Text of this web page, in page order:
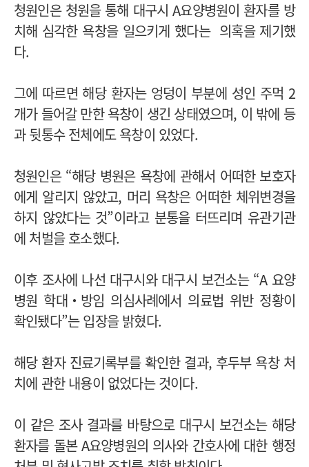
청원인은 청원을 통해 대구시 A요양병원이 환자를 방
치해 심각한 욕창을 일으키게 했다는 의혹을 제기했
다.
그에 따르면 해당 환자는 엉덩이 부분에 성인 주먹 2
개가 들어갈 만한 욕창이 생긴 상태였으며, 이 밖에 등
과 뒷통수 전체에도 욕창이 있었다.
청원인은 “해당 병원은 욕창에 관해서 어떠한 보호자
에게 알리지 않았고, 머리 욕창은 어떠한 체위변경을
하지 않았다는 것”이라고 분통을 터뜨리며 유관기관
에 처벌을 호소했다.
이후 조사에 나선 대구시와 대구시 보건소는 “A 요양
병원 학대‧방임 의심사례에서 의료법 위반 정황이
확인됐다”는 입장을 밝혔다.
해당 환자 진료기록부를 확인한 결과, 후두부 욕창 처
치에 관한 내용이 없었다는 것이다.
이 같은 조사 결과를 바탕으로 대구시 보건소는 해당
환자를 돌본 A요양병원의 의사와 간호사에 대한 행정